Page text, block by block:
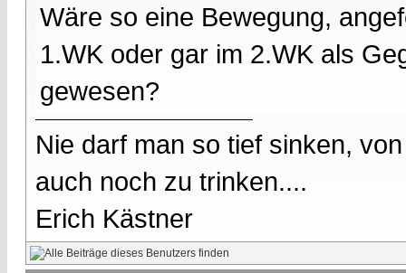
Wäre so eine Bewegung,
1.WK oder gar im 2.WK als
gewesen?
Nie darf man so tief sinken,
auch noch zu trinken....
Erich Kästner